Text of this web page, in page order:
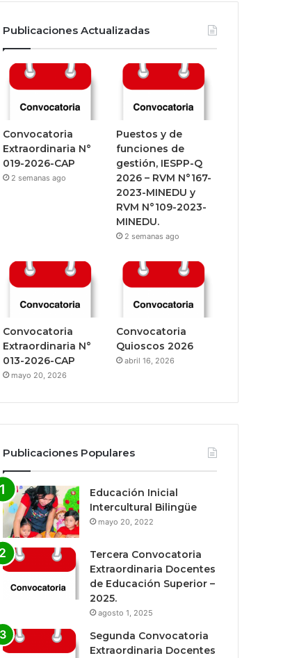
Publicaciones Actualizadas
Convocatoria
Extraordinaria N°
019-2026-CAP
2 semanas ago
Puestos y de
funciones de
gestión, IESPP-Q
2026 – RVM N°167-
2023-MINEDU y
RVM N°109-2023-
MINEDU.
2 semanas ago
Convocatoria
Extraordinaria N°
013-2026-CAP
mayo 20, 2026
Convocatoria
Quioscos 2026
abril 16, 2026
Publicaciones Populares
Educación Inicial
Intercultural Bilingüe
mayo 20, 2022
Tercera Convocatoria
Extraordinaria Docentes
de Educación Superior –
2025.
agosto 1, 2025
Segunda Convocatoria
Extraordinaria Docentes